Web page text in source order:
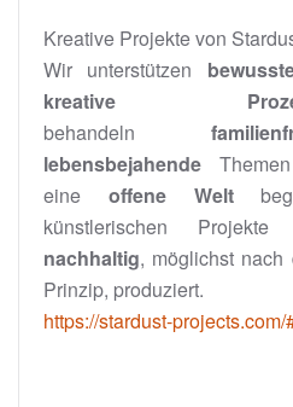
Kreative Projekte von
Wir unterstützen
kreative
behandeln
lebensbejahende
eine offene Welt
künstlerischen
nachhaltig, möglichst
Prinzip, produziert.
https://stardust-